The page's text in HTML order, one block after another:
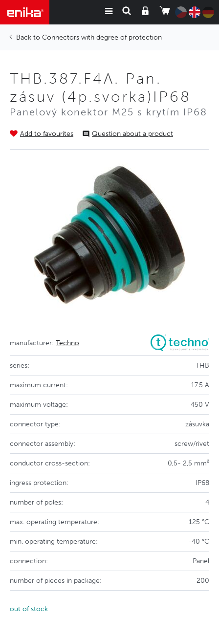
Connectors with degree of protection
THB.387.F4A. Pan.
zásuv (4p.svorka)IP68
Panelový konektor M25 s krytím IP68
Add to favourites Question about a product
manufacturer: Techno
series: THB
maximum current: 17.5 A
maximum voltage: 450 V
connector type: zásuvka
connector assembly: screw/rivet
conductor cross-section: 0,5- 2,5 mm²
ingress protection: IP68
number of poles: 4
max. operating temperature: 125 °C
min. operating temperature: -40 °C
connection: Panel
number of pieces in package: 200
out of stock